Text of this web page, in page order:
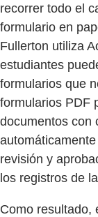
recorrer todo el
formulario en
Fullerton utiliza
estudiantes
formularios que
formularios PDF
documentos con
revisión y
los registros de
Como resultado,